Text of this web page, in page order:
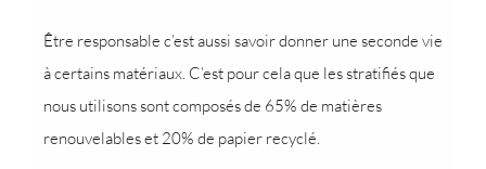
Être responsable c’est aussi savoir donner une seconde vie
à certains matériaux. C’est pour cela que les stratifiés que
nous utilisons sont composés de 65% de matières
renouvelables et 20% de papier recyclé.